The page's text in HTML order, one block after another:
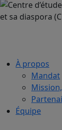
À propos
Mandat
Équipe